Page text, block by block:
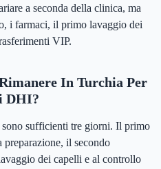
a seconda della clinica, ma
i farmaci, il primo lavaggio dei
VIP.
In Turchia Per
DHI?
sufficienti tre giorni. Il primo
preparazione, il secondo
dei capelli e al controllo